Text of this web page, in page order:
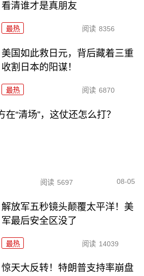
看清谁才是真朋友
最热 阅读 8356
美国如此救日元，背后藏着三重
收割日本的阳谋！
最热 阅读 6870
“清场”，这仗还怎么打？
阅读 5697 08-05
解放军五秒镜头颠覆太平洋！美
军最后安全区没了
最热 阅读 14039
惊天大反转！特朗普支持率崩盘